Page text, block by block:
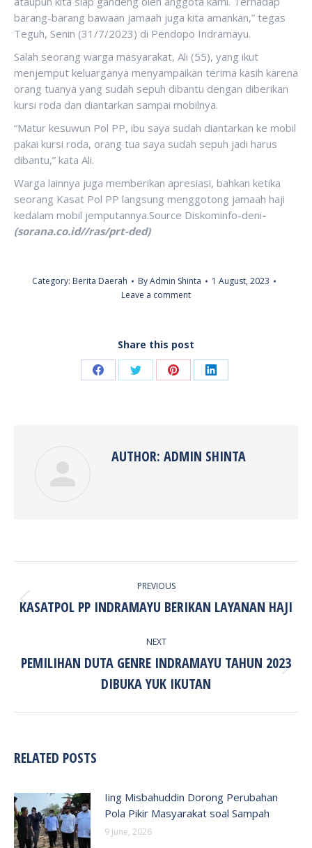
barang-barang bawaan jamaah juga kita amankan,” tegas
Teguh, Senin (31/7/2023) di Pendopo Indramayu.
Salah seorang warga masyarakat, Ali (55), yang ikut
menjemput keluarganya menyampaikan terima kasih karena
orang tuanya yang sudah sepuh dibantu dengan diberikan
kursi roda dan diantarkan sampai mobilnya.
“Matur kesuwun Pol PP, ibu saya sudah diantarkan ke mobil
pakai kursi roda, orang tua saya sudah sepuh jadi harus
dibantu,” kata Ali.
Warga lainnya juga memberikan apresiasi, bahkan ketika
seorang Kasat Pol PP langsung menggotong jamaah haji
kedalam mobil jemputannya.Source Diskominfo-deni-
(sorana.co.id//ras/prt-ded)
Category: Berita Daerah ByAdmin Shinta
1 August, 2023
Leave a comment
Share this post
Share Share Share Share
AUTHOR: ADMIN SHINTA
NAVIGATION
PREVIOUS
Previous
KASATPOL PP INDRAMAYU BERIKAN LAYANAN HAJI
NEXT
Next
post:
PEMILIHAN DUTA GENRE INDRAMAYU TAHUN 2023
DIBUKA YUK IKUTAN
RELATED POSTS
Iing Misbahuddin Dorong Perubahan
Pola Pikir Masyarakat soal Sampah
9 June, 2026